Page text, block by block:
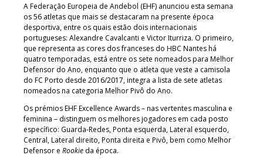
A Federação Europeia de Andebol (EHF) anunciou esta semana
os 56 atletas que mais se destacaram na presente época
desportiva, entre os quais estão dois internacionais
portugueses: Alexandre Cavalcanti e Victor Iturriza. O primeiro,
que representa as cores dos franceses do HBC Nantes há
quatro temporadas, está entre os sete nomeados para Melhor
Defensor do Ano, enquanto que o atleta que veste a camisola
do FC Porto desde 2016/2017, integra a lista de sete atletas
nomeados na categoria Melhor Pivô do Ano.
Os prémios EHF Excellence Awards – nas vertentes masculina e
feminina – distinguem os melhores jogadores em cada posto
específico: Guarda-Redes, Ponta esquerda, Lateral esquerdo,
Central, Lateral direito, Ponta direita e Pivô, bem como Melhor
Defensor e Rookie da época.